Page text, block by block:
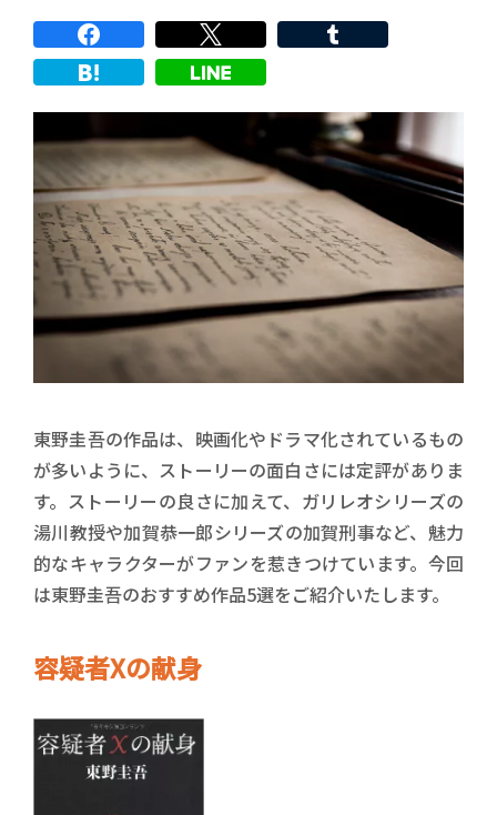
東野圭吾の作品は、映画化やドラマ化されているもの
が多いように、ストーリーの面白さには定評がありま
す。ストーリーの良さに加えて、ガリレオシリーズの
湯川教授や加賀恭一郎シリーズの加賀刑事など、魅力
的なキャラクターがファンを惹きつけています。今回
は東野圭吾のおすすめ作品5選をご紹介いたします。
容疑者Xの献身